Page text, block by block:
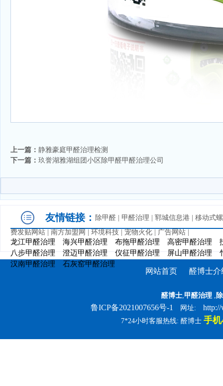
上一篇： 静雅豪庭甲醛治理检测
下一篇： 玖誉湖雅湖组团小区除甲醛甲醛治理公司
友情链接： 除甲醛 甲醛治理 郓城信息港
移动式
费发贴网站
南方加盟网 环境科技 宠物火化 广告网站
龙江甲醛治理 海兴甲醛治理 布拖甲醛治理 高密甲醛治理
八步甲醛治理
澄迈甲醛治理 仪征甲醛治理 屏山甲醛治理
汉南甲醛治理
石灰窑甲醛治理
网站首页 醛博士介
醛博士,甲醛治理 ,
鲁ICP备2021007656号-1 网址: http://
7*24小时客服热线: 醛博士手机